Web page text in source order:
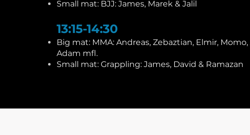
Small mat: BJJ: James, Marek & Jalil
13:15-14:30
Big mat: MMA: Andreas, Zebaztian, Elmir,
Adam mfl.
Small mat: Grappling: James, David & Ramazan